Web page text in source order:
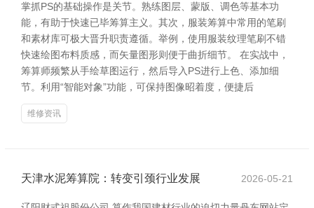
掌抓PS的基础操作是关节。熟练图层、蒙版、调色等基本功
能，有助于快速已毕筹算主义。其次，服装筹算中常用的笔刷
和素材库可极大晋升职责遵循。举例，使用服装纹理笔刷不错
快速绘图布料质感，而矢量图形则便于曲折细节。 在实战中，
筹算师频繁从手绘草图运行，然后导入PS进行上色、添加细
节。利用“智能对象”功能，可保持图像昭着度，便捷后
维修资讯
天津水泥筹算院：转变引颈行业发展 2026-05-21